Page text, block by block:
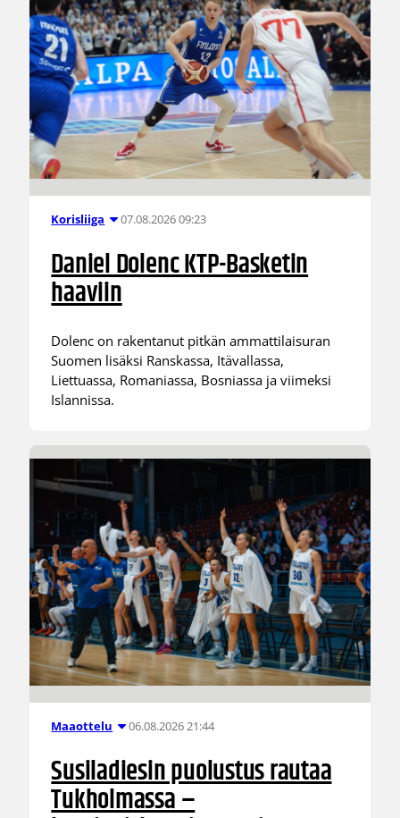
Korisliiga 07.08.2026 09:23
Daniel Dolenc KTP-Basketin
haaviin
Dolenc on rakentanut pitkän ammattilaisuran
Suomen lisäksi Ranskassa, Itävallassa,
Liettuassa, Romaniassa, Bosniassa ja viimeksi
Islannissa.
Maaottelu 06.08.2026 21:44
Susiladiesin puolustus rautaa
Tukholmassa –